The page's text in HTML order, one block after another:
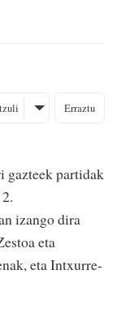
Erraztu
partidak
izango dira
eta
eta Intxurre-